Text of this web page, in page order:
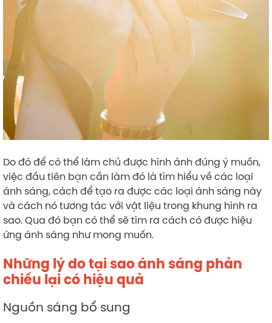
Do đó để có thể làm chủ được hình ảnh đúng ý muốn,
việc đầu tiên bạn cần làm đó là tìm hiểu về các loại
ánh sáng, cách để tạo ra được các loại ánh sáng này
và cách nó tương tác với vật liệu trong khung hình ra
sao. Qua đó bạn có thể sẽ tìm ra cách có được hiệu
ứng ánh sáng như mong muốn.
Những lý do tại sao ánh sáng phản
chiếu lại có hiệu quả
Nguồn sáng bổ sung